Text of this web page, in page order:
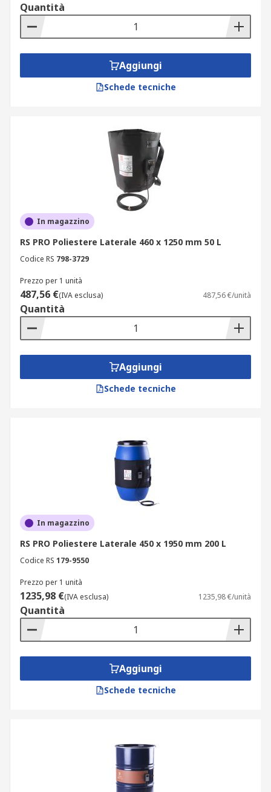
Quantità
Aggiungi
Schede tecniche
In magazzino
RS PRO Poliestere Laterale 460 x 1250 mm 50 L
Codice RS 798-3729
Prezzo per 1 unità
487,56 €(IVA esclusa) 487,56 €/unità
Quantità
Aggiungi
Schede tecniche
In magazzino
RS PRO Poliestere Laterale 450 x 1950 mm 200 L
Codice RS 179-9550
Prezzo per 1 unità
1235,98 €(IVA esclusa) 1235,98 €/unità
Quantità
Aggiungi
Schede tecniche